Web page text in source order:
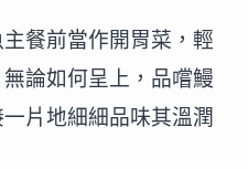
餐前當作開胃菜，輕
論如何呈上，品嚐鰻
片地細細品味其溫潤